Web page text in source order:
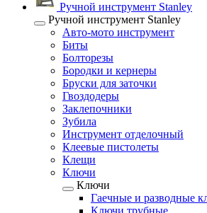
Ручной инструмент Stanley
Ручной инструмент Stanley
Авто-мото инструмент
Биты
Болторезы
Бородки и кернеры
Бруски для заточки
Гвоздодеры
Заклепочники
Зубила
Инструмент отделочный
Клеевые пистолеты
Клещи
Ключи
Ключи
Гаечные и разводные
Ключи трубные